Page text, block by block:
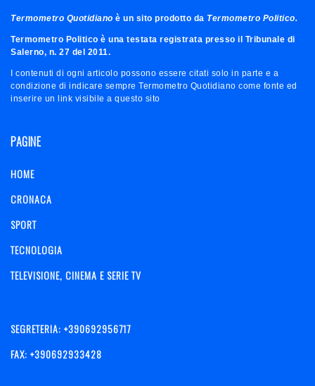
Termometro Quotidiano è un sito prodotto da Termometro Politico.
Termometro Politico è una testata registrata presso il Tribunale di
Salerno, n. 27 del 2011.
I contenuti di ogni articolo possono essere citati solo in parte e a
condizione di indicare sempre Termometro Quotidiano come fonte ed
inserire un link visibile a questo sito
PAGINE
HOME
CRONACA
SPORT
TECNOLOGIA
TELEVISIONE, CINEMA E SERIE TV
SEGRETERIA: +390692956717
FAX: +390692933428